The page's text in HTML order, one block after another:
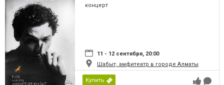
концерт
11 - 12 сентября, 20:00
Шабыт, амфитеатр в городе Алматы
Купить